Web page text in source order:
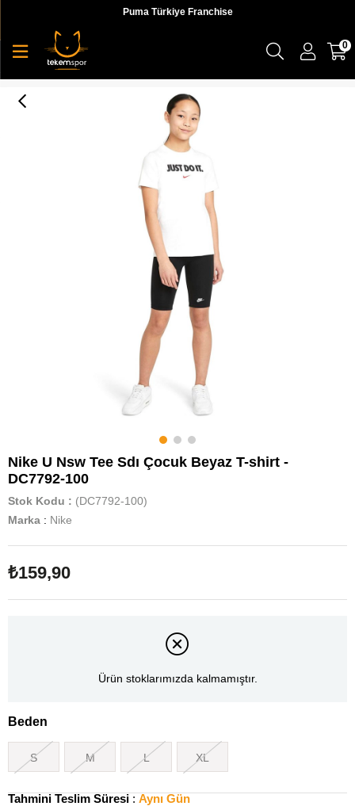
Puma Türkiye Franchise
0
Nike U Nsw Tee Sdı Çocuk Beyaz T-shirt -
DC7792-100
Stok Kodu
(DC7792-100)
Marka : Nike
₺159,90
Ürün stoklarımızda kalmamıştır.
Beden
S M L XL
Tahmini Teslim Süresi : Aynı Gün